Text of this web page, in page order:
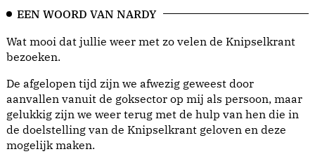
EEN WOORD VAN NARDY
Wat mooi dat jullie weer met zo velen de Knipselkrant
bezoeken.
De afgelopen tijd zijn we afwezig geweest door
aanvallen vanuit de goksector op mij als persoon, maar
gelukkig zijn we weer terug met de hulp van hen die in
de doelstelling van de Knipselkrant geloven en deze
mogelijk maken.